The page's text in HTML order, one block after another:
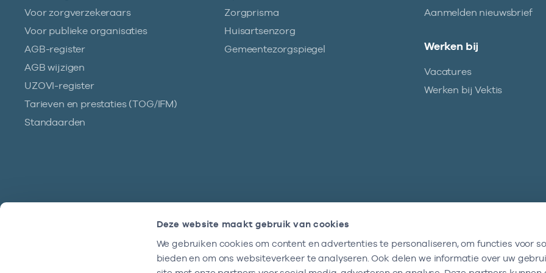
Deze website maakt gebruik van cookies
We gebruiken cookies om content en advertenties te personaliseren, om functies voor
bieden en om ons websiteverkeer te analyseren. Ook delen we informatie over uw
Voor zorgverzekeraars
Voor publieke organisaties
AGB-register
AGB wijzigen
UZOVI-register
Tarieven en prestaties (TOG/IFM)
Standaarden
Zorgprisma
Huisartsenzorg
Gemeentezorgspiegel
Aanmelden nieuwsbrief
Werken bij
Vacatures
Werken bij Vektis
We zijn doordeweeks bereikbaar tussen
Nieuwsbrief
Altijd op de hoogte blijven van al onze